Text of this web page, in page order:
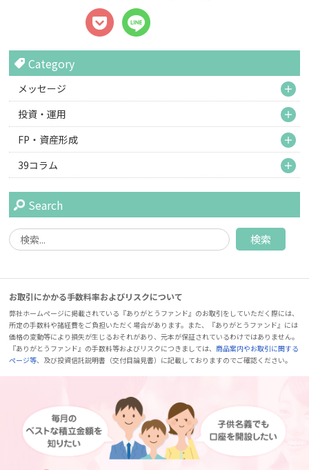
Category
メッセージ
投資・運用
FP・資産形成
39コラム
Search
お取引にかかる手数料率およびリスクについて
弊社ホームページに掲載されている『ありがとうファンド』のお取引をしていただく際には、
所定の手数料や諸経費をご負担いただく場合があります。また、『ありがとうファンド』には
価格の変動等により損失が生じるおそれがあり、元本が保証されているわけではありません。
『ありがとうファンド』の手数料等およびリスクにつきましては、商品案内やお取引に関する
ページ等、及び投資信託説明書（交付目論見書）に記載しておりますのでご確認ください。